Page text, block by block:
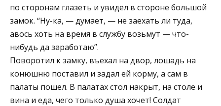
по сторонам глазеть и увидел в стороне большой
замок. “Ну-ка, — думает, — не заехать ли туда,
авось хоть на время в службу возьмут — что-
нибудь да заработаю”.
Поворотил к замку, въехал на двор, лошадь на
конюшню поставил и задал ей корму, а сам в
палаты пошел. В палатах стол накрыт, на столе и
вина и еда, чего только душа хочет! Солдат